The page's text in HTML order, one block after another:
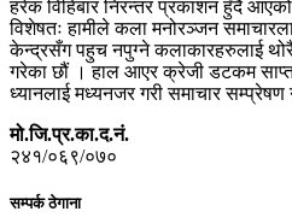
हरेक विहिबार निरन्तर प्रकाशन हुँदै
विशेषतः हामीले कला मनोरञ्जन
केन्द्रसँग पहुच नपुग्ने कलाकारहरुलाई
गरेका छौं । हाल आएर क्रेजी डटकम
ध्यानलाई मध्यनजर गरी समाचार
मो.जि.प्र.का.द.नं.
२४१/०६९/०७०
सम्पर्क ठेगाना